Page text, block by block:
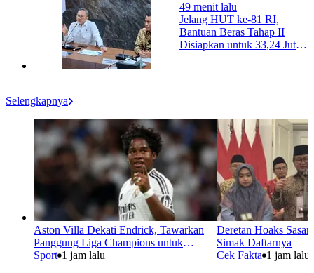
49 menit lalu
Jelang HUT ke-81 RI,
Bantuan Beras Tahap II
Disiapkan untuk 33,24 Juta
Selengkapnya
Aston Villa Dekati Endrick, Tawarkan
Panggung Liga Champions untuk
Penyerang Real Madrid
Sport 1 jam lalu
Deretan Hoaks
Simak Daftarnya
Cek Fakta 1 jam lalu